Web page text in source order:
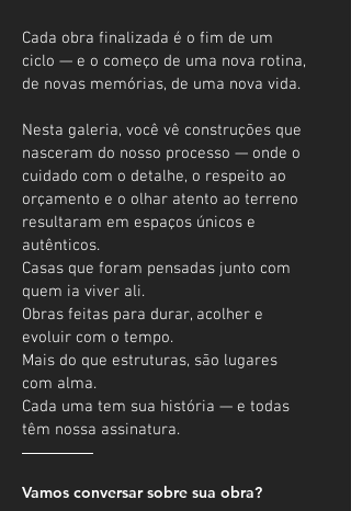
Cada obra finalizada é o fim de um
ciclo — e o começo de uma nova rotina,
de novas memórias, de uma nova vida.
Nesta galeria, você vê construções que
nasceram do nosso processo — onde o
cuidado com o detalhe, o respeito ao
orçamento e o olhar atento ao terreno
resultaram em espaços únicos e
autênticos.
Casas que foram pensadas junto com
quem ia viver ali.
Obras feitas para durar, acolher e
evoluir com o tempo.
Mais do que estruturas, são lugares
com alma.
Cada uma tem sua história — e todas
têm nossa assinatura.
Vamos conversar sobre sua obra?